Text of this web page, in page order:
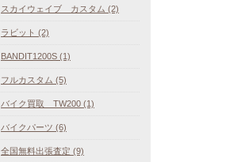
スカイウェイブ カスタム (2)
ラビット (2)
BANDIT1200S (1)
フルカスタム (5)
バイク買取 TW200 (1)
バイクパーツ (6)
全国無料出張査定 (9)